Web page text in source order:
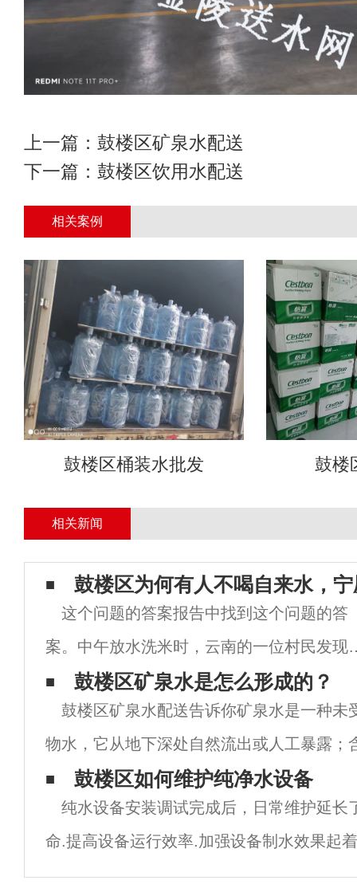
上一篇： 鼓楼区矿泉水配送
下一篇： 鼓楼区饮用水配送
相关案例
鼓楼区桶装水批发 鼓楼
相关新闻
鼓楼区为何有人不喝自来水，
这个问题的答案报告中找到这个问题的答
案。中午放水洗米时，云南的一位村民发现
水从自来水管里流出，这种现象没有得到缓
解，村民们在接下来的几天里面临着巨大的
倦。这样的新闻不是一个例子。每年都有因
来水污
鼓楼区矿泉水是怎么形成的？
鼓楼区矿泉水配送告诉你矿泉水是一种未
物水，它从地下深处自然流出或人工暴露；
物盐、微量元素或二氧化碳气体；在正常情
分、流量、水温等动态在自然波动范围内相
鼓楼区如何维护纯净水设备
纯水设备安装调试完成后，日常维护延长
命.提高设备运行效率.加强设备制水效果起
水设备的日常维护主要在于前处理器的正冲